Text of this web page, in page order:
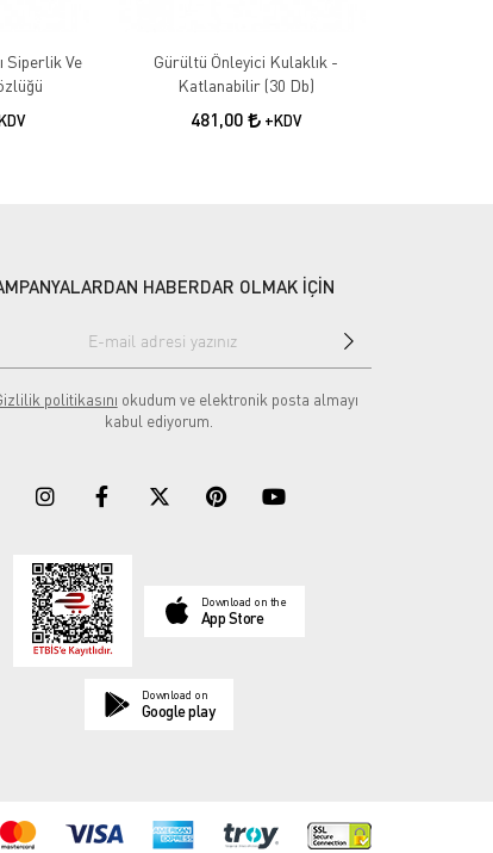
Siperlik Ve
Gürültü Önleyici Kulaklık -
Katlanabilir (30 Db)
481,00 +KDV
HABERDAR OLMAK İÇİN
politikasını okudum ve elektronik posta almayı
kabul ediyorum.
Download on the
App Store
Download on
Google play